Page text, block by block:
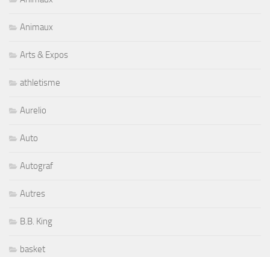
Animaux
Arts & Expos
athletisme
Aurelio
Auto
Autograf
Autres
B.B. King
basket